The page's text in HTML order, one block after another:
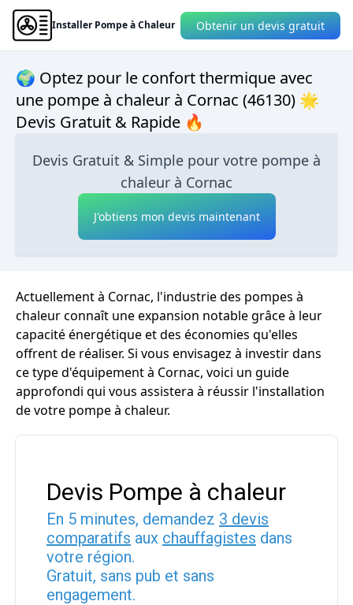
Installer Pompe à Chaleur Obtenir un devis gratuit
🌍 Optez pour le confort thermique avec
une pompe à chaleur à Cornac (46130) 🌟
Devis Gratuit & Rapide 🔥
Devis Gratuit & Simple pour votre pompe à
chaleur à Cornac
J'obtiens mon devis maintenant
Actuellement à Cornac, l'industrie des pompes à
chaleur connaît une expansion notable grâce à leur
capacité énergétique et des économies qu'elles
offrent de réaliser. Si vous envisagez à investir dans
ce type d'équipement à Cornac, voici un guide
approfondi qui vous assistera à réussir l'installation
de votre pompe à chaleur.
Devis Pompe à chaleur
En 5 minutes, demandez 3 devis
comparatifs aux chauffagistes dans
votre région.
Gratuit, sans pub et sans
engagement.